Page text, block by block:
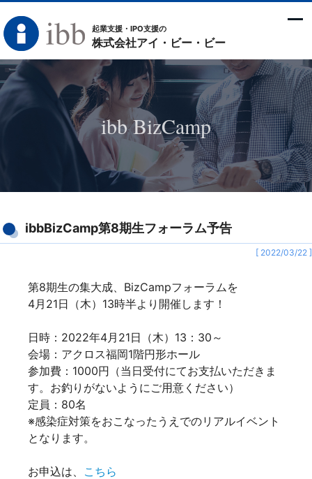
起業支援・IPO支援の
株式会社アイ・ビー・ビー
ibb BizCamp
ibbBizCamp第8期生フォーラム予告
[ 2022/03/22 ]
第8期生の集大成、BizCampフォーラムを
4月21日（木）13時半より開催します！
日時：2022年4月21日（木）13：30～
会場：アクロス福岡1階円形ホール
参加費：1000円（当日受付にてお支払いただきま
す。お釣りがないようにご用意ください）
定員：80名
※感染症対策をおこなったうえでのリアルイベント
となります。
お申込は、 こちら